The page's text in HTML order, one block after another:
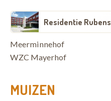
Residentie Rubens
Meerminnehof
WZC Mayerhof
MUIZEN